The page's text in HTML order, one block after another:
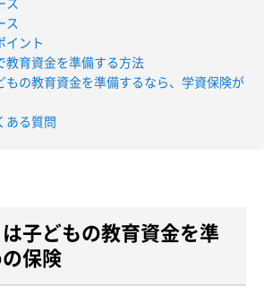
ス
ス
イント
教育資金を準備する方法
もの教育資金を準備するなら、学資保険が
ある質問
子どもの教育資金を準
保険